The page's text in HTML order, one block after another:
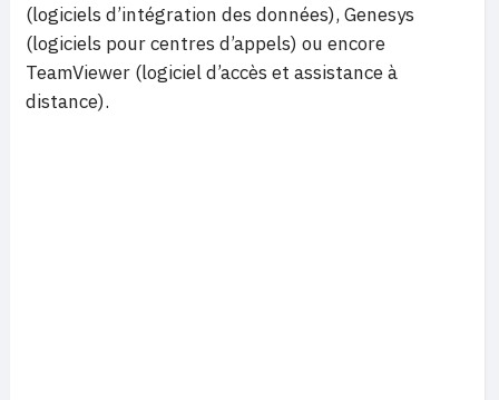
(logiciels d’intégration des données), Genesys
(logiciels pour centres d’appels) ou encore
TeamViewer (logiciel d’accès et assistance à
distance).